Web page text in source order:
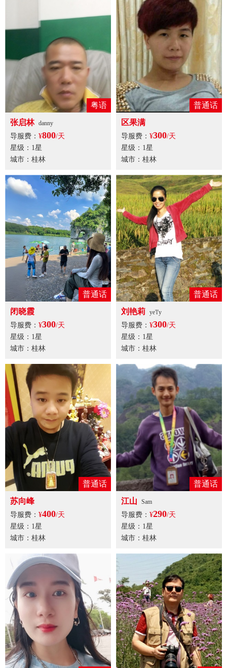
粤语
张启林 danny
导服费： ¥800/天
星级：1星
城市：桂林
普通话
区果满
导服费： ¥300/天
星级：1星
城市：桂林
普通话
闭晓霞
导服费： ¥300/天
星级：1星
城市：桂林
普通话
刘艳莉 ye'l'y
导服费： ¥300/天
星级：1星
城市：桂林
普通话
苏向峰
导服费： ¥400/天
星级：1星
城市：桂林
普通话
江山
Sam
导服费： ¥290/天
星级：1星
城市：桂林